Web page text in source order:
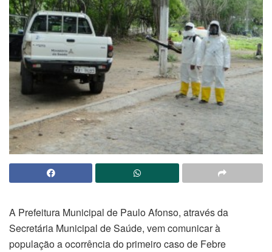
A Prefeitura Municipal de Paulo Afonso, através da
Secretária Municipal de Saúde, vem comunicar à
população a ocorrência do primeiro caso de Febre